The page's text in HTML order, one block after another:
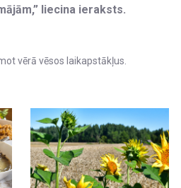
liecina ieraksts.
vērā vēsos laikapstākļus.